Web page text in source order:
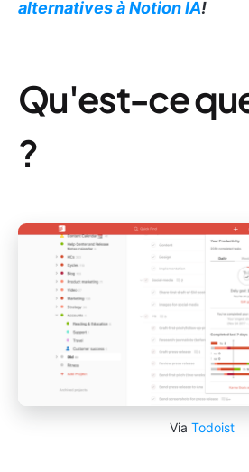
alternatives à Notion IA!
Qu'est-ce
?
Via Todoist